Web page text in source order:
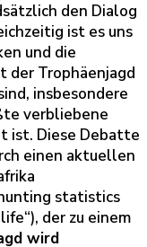
den Dialog
ist es uns
und die
der Trophäenjagd
insbesondere
verbliebene
ist. Diese Debatte
einen aktuellen
statistics
der zu einem
wird